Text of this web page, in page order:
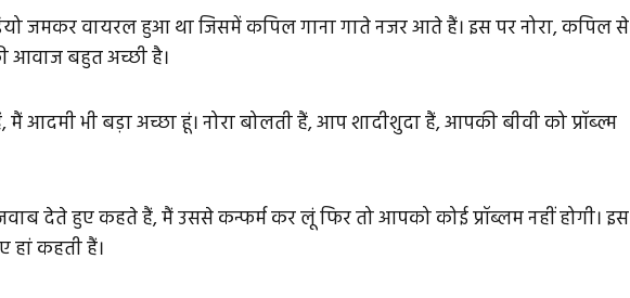
जमकर वायरल हुआ था जिसमें कपिल गाना गाते नजर आते हैं। इस पर नोरा, कपिल से
बहुत अच्छी है।
आदमी भी बड़ा अच्छा हूं। नोरा बोलती हैं, आप शादीशुदा हैं, आपकी बीवी को प्रॉब्ल्म
देते हुए कहते हैं, मैं उससे कन्फर्म कर लूं फिर तो आपको कोई प्रॉब्लम नहीं होगी। इस
हां कहती हैं।